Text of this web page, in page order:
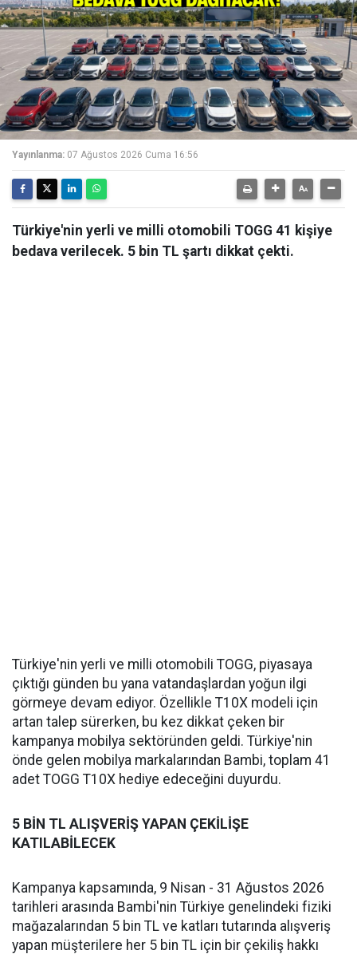
Yayınlanma: 07 Ağustos 2026 Cuma 16:56
Türkiye'nin yerli ve milli otomobili TOGG 41 kişiye
bedava verilecek. 5 bin TL şartı dikkat çekti.
Türkiye'nin yerli ve milli otomobili TOGG, piyasaya
çıktığı günden bu yana vatandaşlardan yoğun ilgi
görmeye devam ediyor. Özellikle T10X modeli için
artan talep sürerken, bu kez dikkat çeken bir
kampanya mobilya sektöründen geldi. Türkiye'nin
önde gelen mobilya markalarından Bambi, toplam 41
adet TOGG T10X hediye edeceğini duyurdu.
5 BİN TL ALIŞVERİŞ YAPAN ÇEKİLİŞE
KATILABİLECEK
Kampanya kapsamında, 9 Nisan - 31 Ağustos 2026
tarihleri arasında Bambi'nin Türkiye genelindeki fiziki
mağazalarından 5 bin TL ve katları tutarında alışveriş
yapan müşterilere her 5 bin TL için bir çekiliş hakkı